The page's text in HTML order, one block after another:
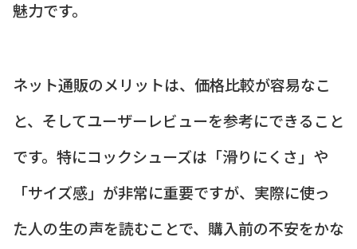
魅力です。
ネット通販のメリットは、価格比較が容易なこ
と、そしてユーザーレビューを参考にできること
です。特にコックシューズは「滑りにくさ」や
「サイズ感」が非常に重要ですが、実際に使っ
た人の生の声を読むことで、購入前の不安をかな